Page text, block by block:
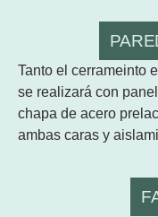
Tanto el cerrameinto
se realizará con
chapa de acero
ambas caras y